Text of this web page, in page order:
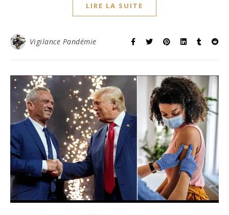
LIRE LA SUITE
Vigilance Pandémie